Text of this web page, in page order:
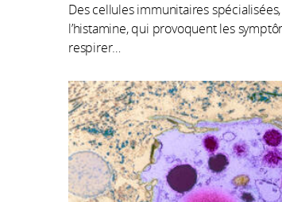
Des cellules immunitaires
l’histamine, qui provoquent les
respirer…